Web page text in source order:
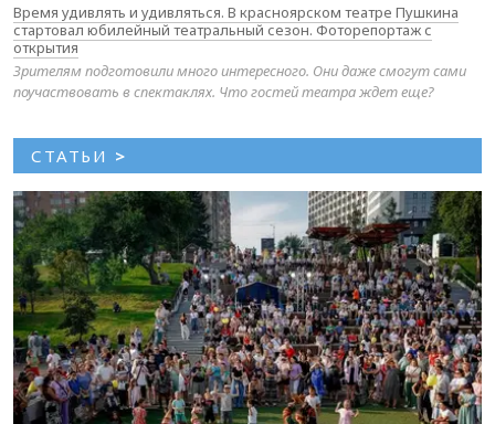
Время удивлять и удивляться. В красноярском театре Пушкина
стартовал юбилейный театральный сезон. Фоторепортаж с
открытия
Зрителям подготовили много интересного. Они даже смогут сами
поучаствовать в спектаклях. Что гостей театра ждет еще?
СТАТЬИ >